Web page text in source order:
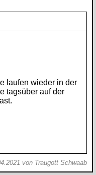
laufen wieder in der
tagsüber auf der
von Traugott Schwaab